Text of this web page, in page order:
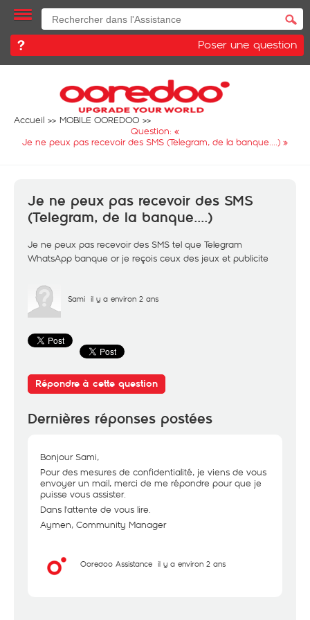
Poser une question
Accueil
MOBILE OOREDOO
Question: «
Je ne peux pas recevoir des SMS (Telegram, de la banque....) »
Je ne peux pas recevoir des SMS
(Telegram, de la banque....)
Je ne peux pas recevoir des SMS tel que Telegram
WhatsApp banque or je reçois ceux des jeux et publicite
Sami il y a environ 2 ans
Répondre à cette question
Dernières réponses postées
Bonjour Sami,
Pour des mesures de confidentialité, je viens de vous
envoyer un mail, merci de me répondre pour que je
puisse vous assister.
Dans l'attente de vous lire.
Aymen, Community Manager
Ooredoo Assistance il y a environ 2 ans